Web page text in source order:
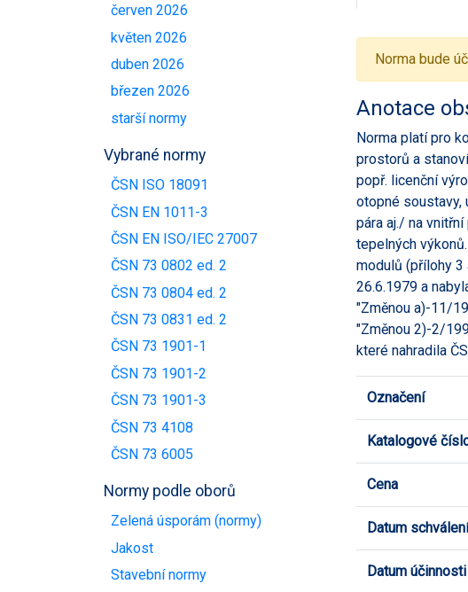
červen 2026
květen 2026
duben 2026
březen 2026
starší normy
Vybrané normy
ČSN ISO 18091
ČSN EN 1011-3
ČSN EN ISO/IEC 27007
ČSN 73 0802 ed. 2
ČSN 73 0804 ed. 2
ČSN 73 0831 ed. 2
ČSN 73 1901-1
ČSN 73 1901-2
ČSN 73 1901-3
ČSN 73 4108
ČSN 73 6005
Normy podle oborů
Zelená úsporám (normy)
Jakost
Stavební normy
Norma bude
Anotace
Norma platí pro
prostorů a
popř. licenční
otopné soustavy,
pára aj./ na
tepelných
modulů (přílohy 3
26.6.1979 a
"Změnou a)-11/
"Změnou 2)-2/
které nahradila
Označení
Katalogové
Cena
Datum schválení
Datum účinnosti